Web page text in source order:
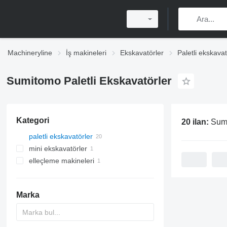
Machineryline İş makineleri Ekskavatörler Paletli
Sumitomo Paletli Ekskavatörler
Kategori
paletli ekskavatörler
mini ekskavatörler
elleçleme makineleri
Marka
20 ilan: